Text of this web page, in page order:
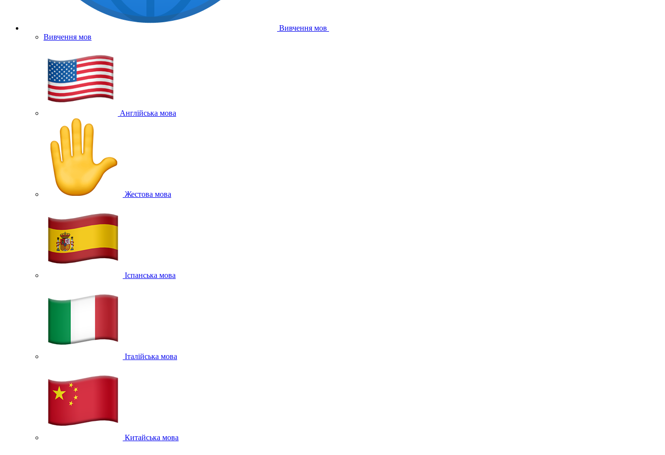
Вивчення мов
Вивчення мов
Англійська мова
Жестова мова
Іспанська мова
Італійська мова
Китайська мова